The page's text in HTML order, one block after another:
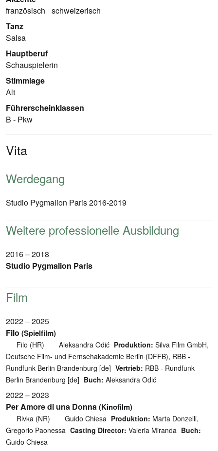
französisch
schweizerisch
Tanz
Salsa
Hauptberuf
Schauspielerin
Stimmlage
Alt
Führerscheinklassen
B - Pkw
Vita
Werdegang
Studio Pygmalion Paris 2016-2019
Weitere professionelle Ausbildung
2016 – 2018
Studio Pygmalion Paris
Film
2022 – 2025
Filo (Spielfilm)
Filo (HR) Aleksandra Odić Produktion: Silva Film GmbH,
Deutsche Film- und Fernsehakademie Berlin (DFFB), RBB -
Rundfunk Berlin Brandenburg [de] Vertrieb: RBB - Rundfunk
Berlin Brandenburg [de] Buch: Aleksandra Odić
2022 – 2023
Per Amore di una Donna(Kinofilm)
Rivka (NR) Guido Chiesa Produktion: Marta Donzelli,
Gregorio Paonessa Casting Director: Valeria Miranda Buch:
Guido Chiesa